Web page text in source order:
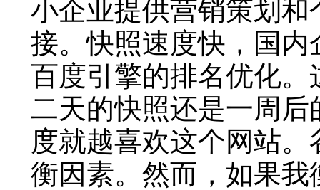
小企业提供营销策划
接。快照速度快，国
百度引擎的排名优化
二天的快照还是一周
度就越喜欢这个网站
衡因素。然而，如果